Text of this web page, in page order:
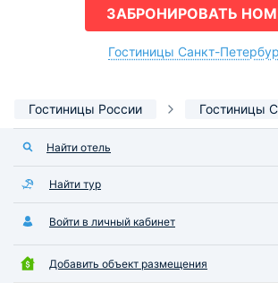
ЗАБРОНИРОВАТЬ
Гостиницы Санкт-
Гостиницы России Гостиницы
Найти отель
Найти тур
Войти в личный кабинет
Добавить объект размещения